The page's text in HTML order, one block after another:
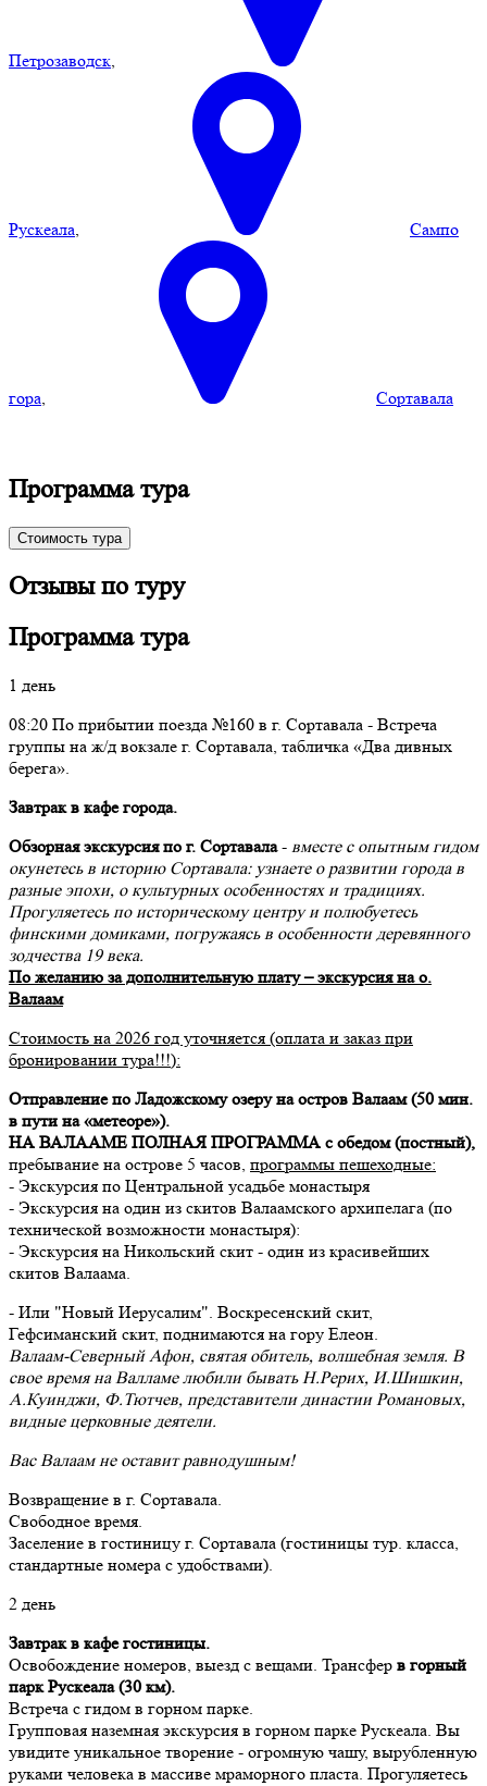
Петрозаводск,
Рускеала, Сампо
гора, Сортавала
Программа тура
Стоимость тура
Отзывы по туру
Программа тура
1 день
08:20 По прибытии поезда №160 в г. Сортавала - Встреча
группы на ж/д вокзале г. Сортавала, табличка «Два дивных
берега».
Завтрак в кафе города.
Обзорная экскурсия по г. Сортавала- вместе с опытным гидом
окунетесь в историю Сортавала: узнаете о развитии города в
разные эпохи, о культурных особенностях и традициях.
Прогуляетесь по историческому центру и полюбуетесь
финскими домиками, погружаясь в особенности деревянного
зодчества 19 века.
По желанию за дополнительную плату – экскурсия на о.
Валаам
Стоимость на 2026 год уточняется (оплата и заказ при
бронировании тура!!!):
Отправление по Ладожскому озеру на остров Валаам (50 мин.
в пути на «метеоре»).
НА ВАЛААМЕ ПОЛНАЯ ПРОГРАММА с обедом (постный),
пребывание на острове 5 часов, программы пешеходные:
- Экскурсия по Центральной усадьбе монастыря
- Экскурсия на один из скитов Валаамского архипелага (по
технической возможности монастыря):
- Экскурсия на Никольский скит - один из красивейших
скитов Валаама.
- Или "Новый Иерусалим". Воскресенский скит,
Гефсиманский скит, поднимаются на гору Елеон.
Валаам-Северный Афон, святая обитель, волшебная земля. В
свое время на Валламе любили бывать Н.Рерих, И.Шишкин,
А.Куинджи, Ф.Тютчев, представители династии Романовых,
видные церковные деятели.
Вас Валаам не оставит равнодушным!
Возвращение в г. Сортавала.
Свободное время.
Заселение в гостиницу г. Сортавала (гостиницы тур. класса,
стандартные номера с удобствами).
2 день
Завтрак в кафе гостиницы.
Освобождение номеров, выезд с вещами. Трансфер в горный
парк Рускеала(30 км).
Встреча с гидом в горном парке.
Групповая наземная экскурсия в горном парке Рускеала. Вы
увидите уникальное творение - огромную чашу, вырубленную
руками человека в массиве мраморного пласта. Прогуляетесь